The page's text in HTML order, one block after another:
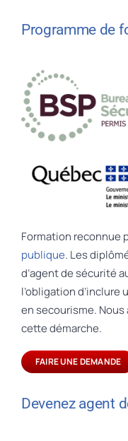
Programme de
Formation reconnue
publique. Les
d’agent de sécurité
l’obligation d’inclure
en secourisme.
cette démarche.
FAIRE UNE DEMANDE
Devenez agent